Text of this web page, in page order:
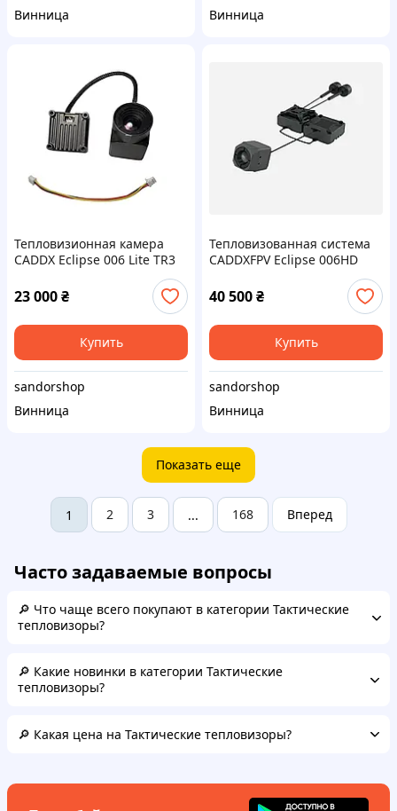
Винница
Винница
Тепловизионная камера
CADDX Eclipse 006 Lite TR3
для FPV-дронов, 640×512,
VOx, 50 Гц, PAL + MIPI-CSI,
9–24 В - компактная и
точная
23 000₴
Купить
sandorshop
Винница
Тепловизованная система
CADDXFPV Eclipse 006HD
640×512 с Walksnail Avatar
GT VTX, 50 Гц, 1080p
40 500₴
Купить
sandorshop
Винница
Показать еще
1 2 3 ... 168 Вперед
Часто задаваемые вопросы
🔎 Что чаще всего покупают в категории Тактические
тепловизоры?
🔎 Какие новинки в категории Тактические
тепловизоры?
🔎 Какая цена на Тактические тепловизоры?